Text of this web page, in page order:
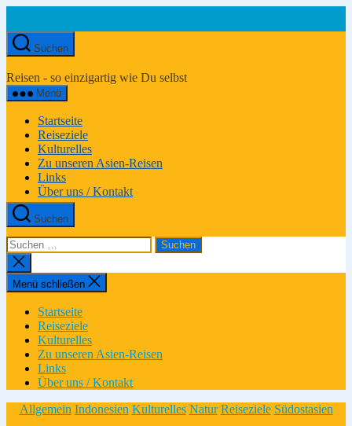
springen
Suchen
Reiseportal
Reisen - so einzigartig wie Du selbst
Menü
Startseite
Reiseziele
Kulturelles
Zu unseren Asien-Reisen
Links
Über uns / Kontakt
Suchen
Suchen
nach:
Suche
schließen
Menü schließen
Startseite
Reiseziele
Kulturelles
Zu unseren Asien-Reisen
Links
Über uns / Kontakt
Kategorien
Allgemein Indonesien Kulturelles Natur Reiseziele Südostasien